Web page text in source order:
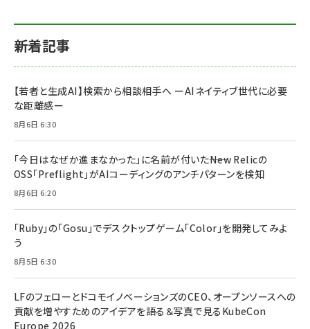
新着記事
【若者と生成AI】検索から相談相手へ ーAIネイティブ世代に必要
な距離感ー
8月6日 6:30
「今日はなぜか進まなかった」に名前が付いた――New Relicの
OSS「Preflight」がAIコーディングのアンチパターンを検知
8月6日 6:20
「Ruby」の「Gosu」でデスクトップゲーム「Color」を開発してみよ
う
8月5日 6:30
LFのフェローとドコモイノベーションズのCEO、オープンソースへの
貢献を増やすためのアイデアを語る＆写真で見るKubeCon
Europe 2026